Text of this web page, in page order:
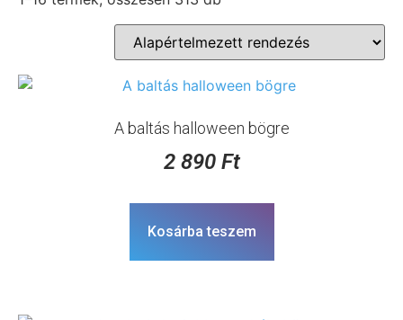
A baltás halloween bögre
2 890 Ft
Kosárba teszem